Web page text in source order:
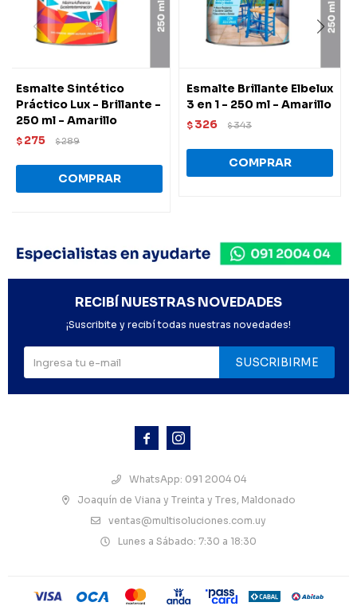
Esmalte Sintético
Práctico Lux - Brillante -
250 ml - Amarillo
$ 275 $289
Esmalte Brillante Elbelux
3 en 1 - 250 ml - Amarillo
$ 326 $343
 
WhatsApp: 091 2004 04
Joaquín de Viana y Treinta y Tres, Maldonado
ventas@multisoluciones.com.uy
Lunes a Sábado: 7:30 a 18:30
RECIBÍ NUESTRAS NOVEDADES
¡Suscribite y recibí todas nuestras novedades!
SUSCRIBIRME